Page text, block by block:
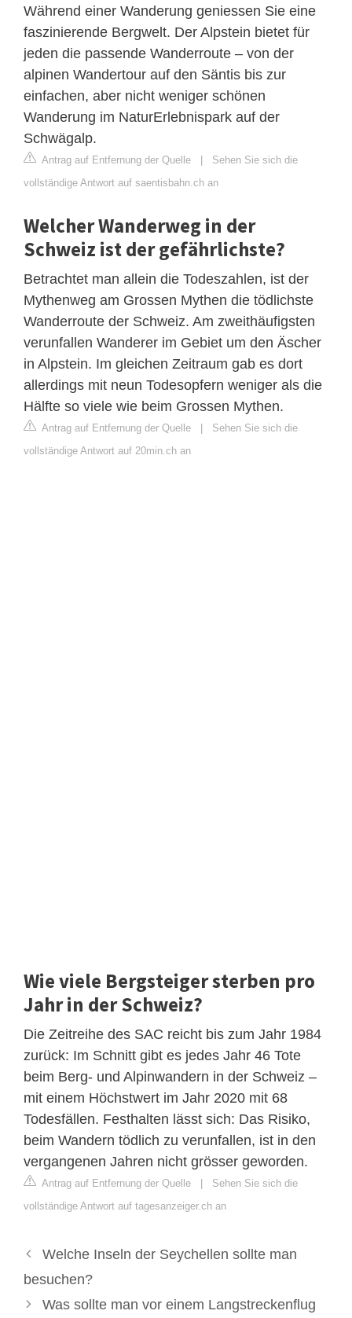
Während einer Wanderung geniessen Sie eine
faszinierende Bergwelt. Der Alpstein bietet für
jeden die passende Wanderroute – von der
alpinen Wandertour auf den Säntis bis zur
einfachen, aber nicht weniger schönen
Wanderung im NaturErlebnispark auf der
Schwägalp.
Antrag auf Entfernung der Quelle | Sehen Sie sich die
vollständige Antwort auf saentisbahn.ch an
Welcher Wanderweg in der
Schweiz ist der gefährlichste?
Betrachtet man allein die Todeszahlen, ist der
Mythenweg am Grossen Mythen die tödlichste
Wanderroute der Schweiz. Am zweithäufigsten
verunfallen Wanderer im Gebiet um den Äscher
in Alpstein. Im gleichen Zeitraum gab es dort
allerdings mit neun Todesopfern weniger als die
Hälfte so viele wie beim Grossen Mythen.
Antrag auf Entfernung der Quelle | Sehen Sie sich die
vollständige Antwort auf 20min.ch an
Wie viele Bergsteiger sterben pro
Jahr in der Schweiz?
Die Zeitreihe des SAC reicht bis zum Jahr 1984
zurück: Im Schnitt gibt es jedes Jahr 46 Tote
beim Berg- und Alpinwandern in der Schweiz –
mit einem Höchstwert im Jahr 2020 mit 68
Todesfällen. Festhalten lässt sich: Das Risiko,
beim Wandern tödlich zu verunfallen, ist in den
vergangenen Jahren nicht grösser geworden.
Antrag auf Entfernung der Quelle | Sehen Sie sich die
vollständige Antwort auf tagesanzeiger.ch an
Welche Inseln der Seychellen sollte man
besuchen?
Was sollte man vor einem Langstreckenflug